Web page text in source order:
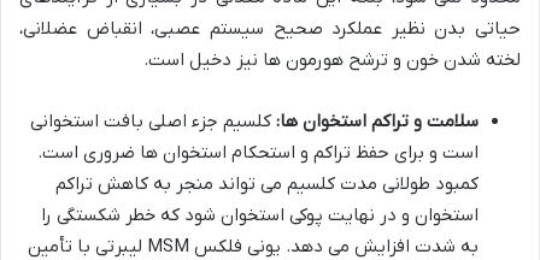
حیاتی بدن نظیر عملکرد صحیح سیستم عصبی، انقباض عضلانی،
لخته شدن خون و ترشح هورمون ها نیز دخیل است.
سلامت و تراکم استخوان ها: کلسیم جزء اصلی بافت استخوانی
است و برای حفظ تراکم و استحکام استخوان ها ضروری است.
کمبود طولانی مدت کلسیم می تواند منجر به کاهش تراکم
استخوان و در نهایت پوکی استخوان شود که خطر شکستگی را
به شدت افزایش می دهد. یونی فلکس MSM لیبرتی با تأمین